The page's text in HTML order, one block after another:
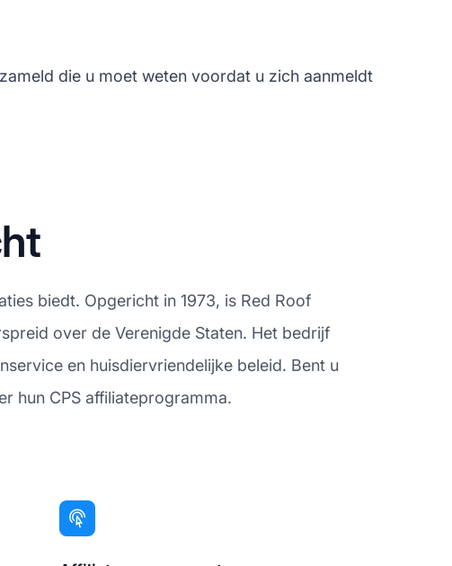
die u moet weten voordat u zich aanmeldt
biedt. Opgericht in 1973, is Red Roof
over de Verenigde Staten. Het bedrijf
en huisdiervriendelijke beleid. Bent u
hun CPS affiliateprogramma.